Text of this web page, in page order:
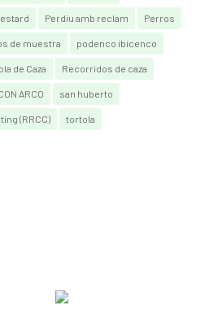
Perdiu amb reclam Perros
de muestra podenco ibicenco
de Caza Recorridos de caza
ARCO san huberto
(RRCC) tortola